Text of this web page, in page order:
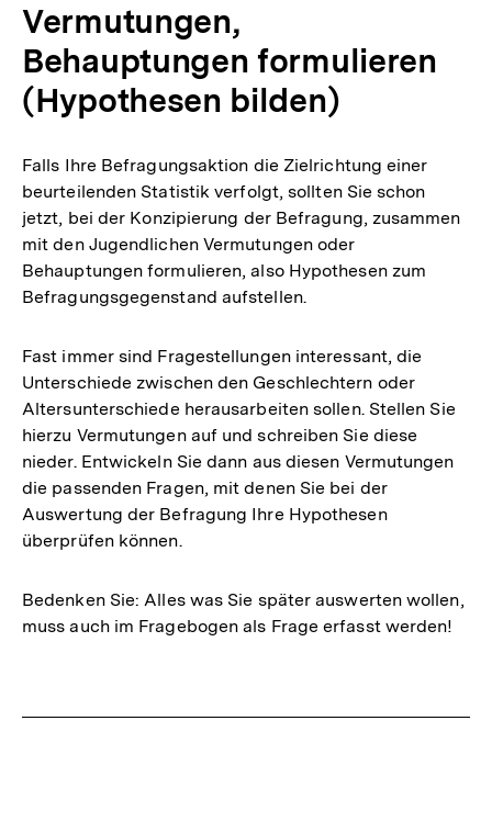
Vermutungen,
Behauptungen formulieren
(Hypothesen bilden)
Falls Ihre Befragungsaktion die Zielrichtung einer
beurteilenden Statistik verfolgt, sollten Sie schon
jetzt, bei der Konzipierung der Befragung, zusammen
mit den Jugendlichen Vermutungen oder
Behauptungen formulieren, also Hypothesen zum
Befragungsgegenstand aufstellen.
Fast immer sind Fragestellungen interessant, die
Unterschiede zwischen den Geschlechtern oder
Altersunterschiede herausarbeiten sollen. Stellen Sie
hierzu Vermutungen auf und schreiben Sie diese
nieder. Entwickeln Sie dann aus diesen Vermutungen
die passenden Fragen, mit denen Sie bei der
Auswertung der Befragung Ihre Hypothesen
überprüfen können.
Bedenken Sie: Alles was Sie später auswerten wollen,
muss auch im Fragebogen als Frage erfasst werden!